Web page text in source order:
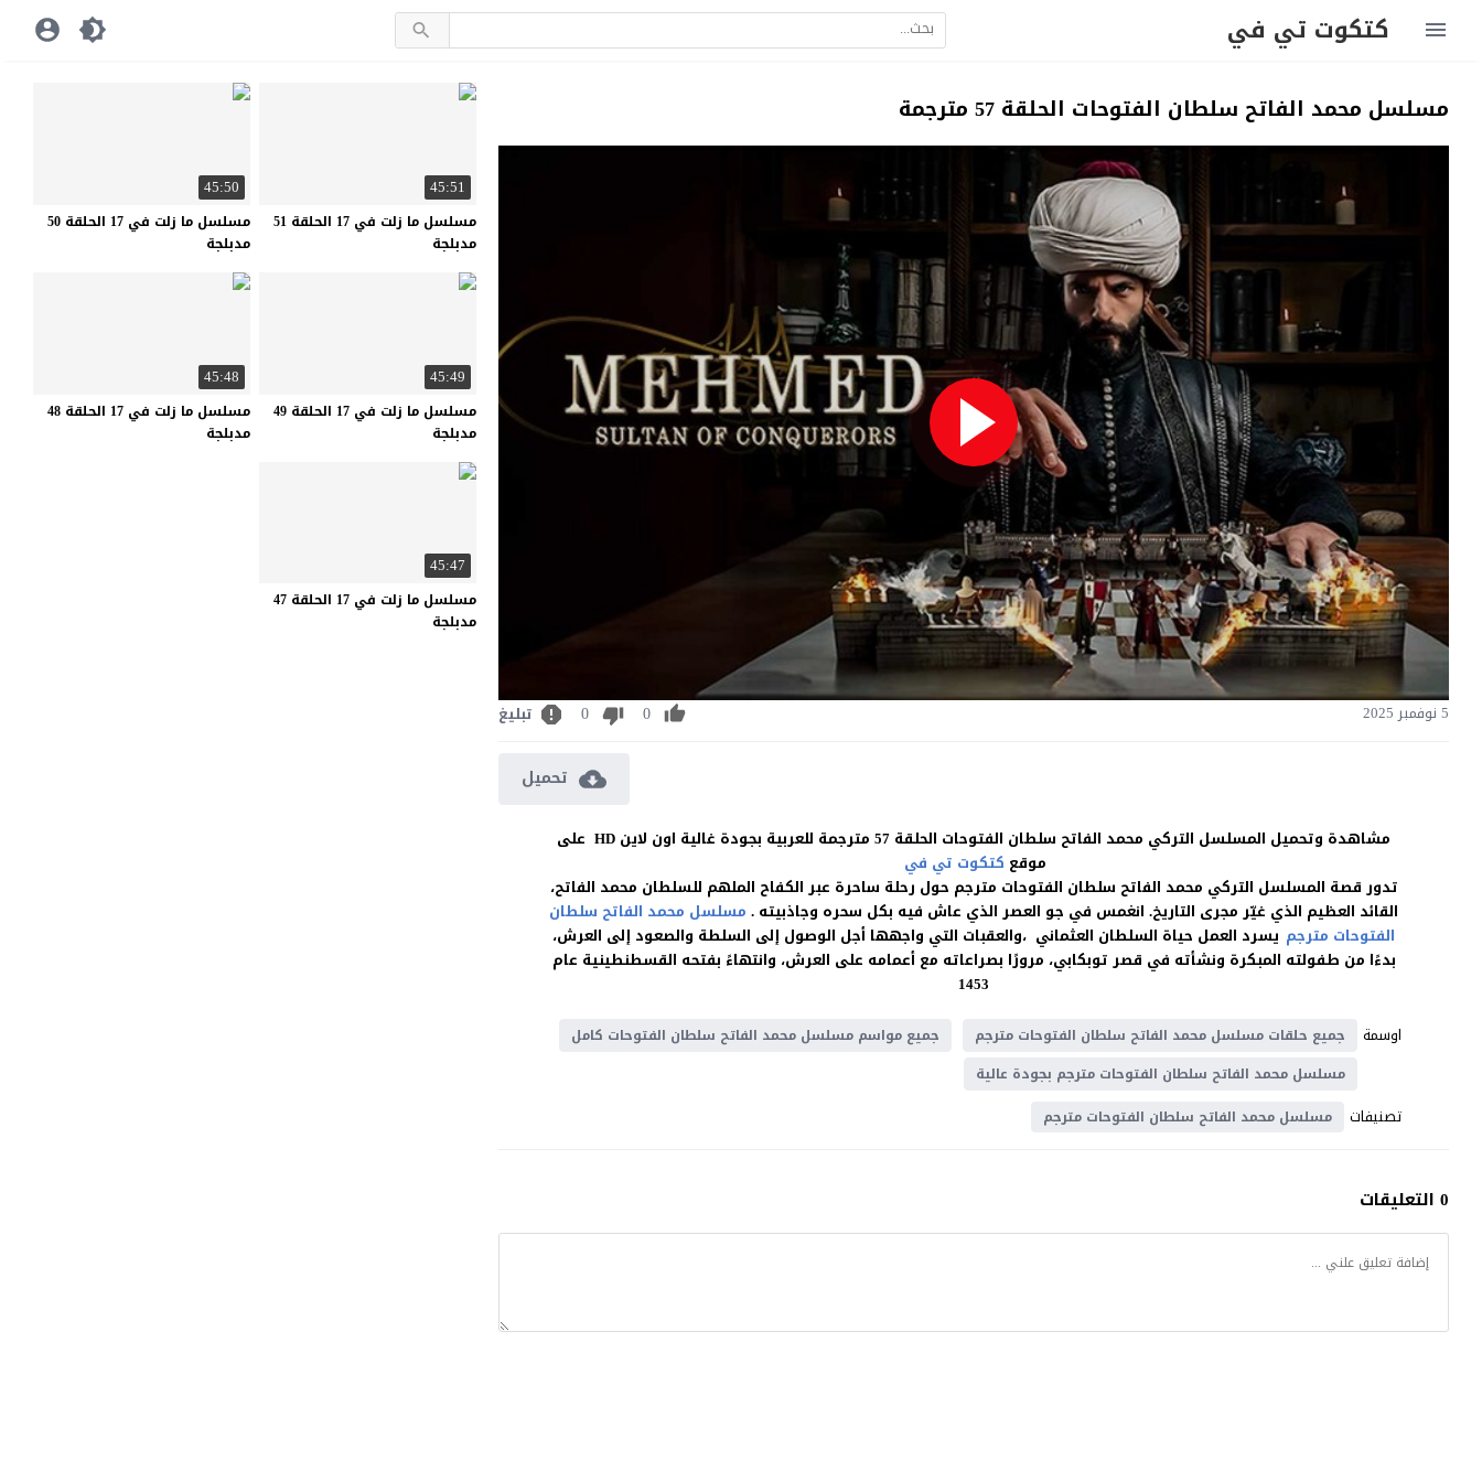
كتكوت تي في
مسلسل محمد الفاتح سلطان الفتوحات الحلقة 57 مترجمة
5 نوفمبر 2025 0
0 تبليغ
تحميل
مشاهدة وتحميل المسلسل التركي محمد الفاتح سلطان الفتوحات الحلقة 57 مترجمة للعربية بجودة غالية اون لاين HD على
موقع كتكوت تي في
تدور قصة المسلسل التركي محمد الفاتح سلطان الفتوحات مترجم حول رحلة ساحرة عبر الكفاح الملهم للسلطان محمد الفاتح،
القائد العظيم الذي غيّر مجرى التاريخ. انغمس في جو العصر الذي عاش فيه بكل سحره وجاذبيته . مسلسل محمد الفاتح سلطان
الفتوحات مترجم يسرد العمل حياة السلطان العثماني ،والعقبات التي واجهها أجل الوصول إلى السلطة والصعود إلى العرش،
بدءًا من طفولته المبكرة ونشأته في قصر توبكابي، مرورًا بصراعاته مع أعمامه على العرش، وانتهاءً بفتحه القسطنطينية عام
1453
اوسمة
جميع حلقات مسلسل محمد الفاتح سلطان الفتوحات مترجم
جميع مواسم مسلسل محمد الفاتح سلطان الفتوحات كامل
مسلسل محمد الفاتح سلطان الفتوحات مترجم بجودة عالية
تصنيفات مسلسل محمد الفاتح سلطان الفتوحات مترجم
0 التعليقات
45:51
مسلسل ما زلت في 17 الحلقة 51
مدبلجة
45:50
مسلسل ما زلت في 17 الحلقة 50
مدبلجة
45:49
مسلسل ما زلت في 17 الحلقة 49
مدبلجة
45:48
مسلسل ما زلت في 17 الحلقة 48
مدبلجة
45:47
مسلسل ما زلت في 17 الحلقة 47
مدبلجة